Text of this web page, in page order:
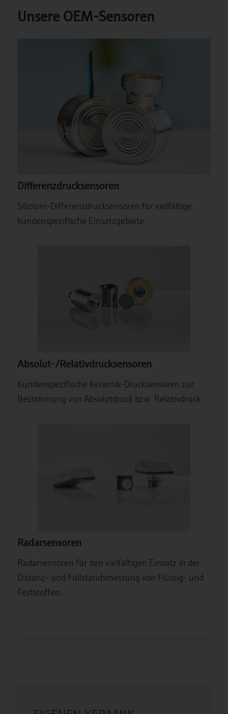
Unsere OEM-Sensoren
Differenzdrucksensoren
Silizium-Differenzdrucksensoren für vielfältige
kundenspezifische Einsatzgebiete.
Absolut-/Relativdrucksensoren
Kundenspezifische Keramik-Drucksensoren zur
Bestimmung von Absolutdruck bzw. Relativdruck.
Radarsensoren
Radarsensoren für den vielfältigen Einsatz in der
Distanz- und Füllstandsmessung von Flüssig- und
Feststoffen.